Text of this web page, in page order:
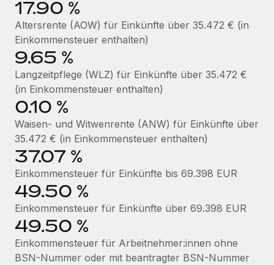
Mehr erfahren
17.90 %
Altersrente (AOW) für Einkünfte über 35.472 € (in
Einkommensteuer enthalten)
9.65 %
Langzeitpflege (WLZ) für Einkünfte über 35.472 €
(in Einkommensteuer enthalten)
0.10 %
Waisen- und Witwenrente (ANW) für Einkünfte über
35.472 € (in Einkommensteuer enthalten)
37.07 %
Einkommensteuer für Einkünfte bis 69.398 EUR
49.50 %
Einkommensteuer für Einkünfte über 69.398 EUR
49.50 %
Einkommensteuer für Arbeitnehmer:innen ohne
BSN-Nummer oder mit beantragter BSN-Nummer